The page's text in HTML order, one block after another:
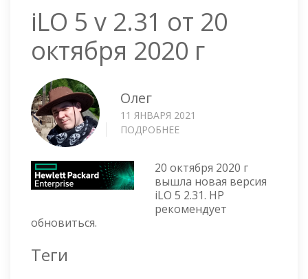
iLO 5 v 2.31 от 20
октября 2020 г
Олег
11 ЯНВАРЯ 2021
ПОДРОБНЕЕ
V
2.31
ОТ
20
20 октября 2020 г
вышла новая версия
iLO 5 2.31. HP
рекомендует
обновиться.
Теги